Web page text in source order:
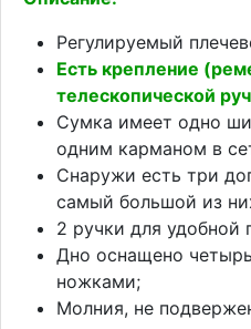
Регулируемый
Есть крепление
телескопической
Сумка имеет одно
одним карманом в
Снаружи есть три
самый большой из
2 ручки для удобной
Дно оснащено
ножками;
Молния, не